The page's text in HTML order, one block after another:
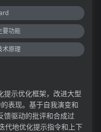
要功能
术原理
示优化框架，改进大型
表现。基于自我演变和
驱动的批评和合成过
代地优化提示指令和上下